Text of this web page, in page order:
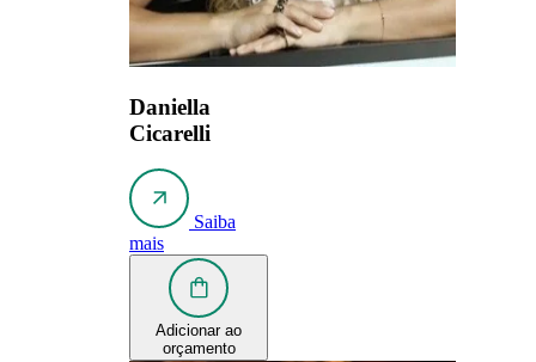
Daniella
Cicarelli
Saiba
mais
Adicionar ao
orçamento